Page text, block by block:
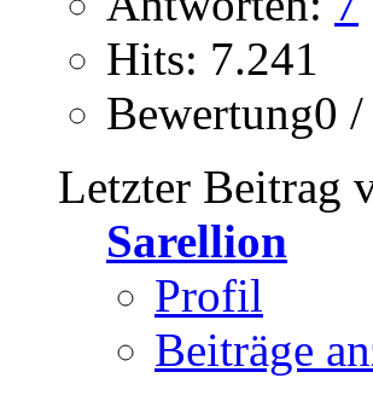
Hits: 7.241
Bewertung0 /
Letzter Beitrag
Sarellion
Profil
Beiträge